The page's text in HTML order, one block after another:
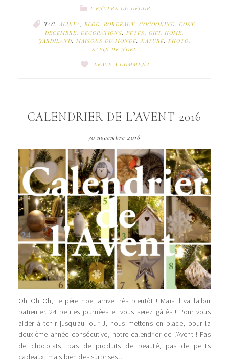
L'ENVERS DU DÉCOR
TAG: ALINEA BLOG BORDEAUX COCOONING COSY
DECEMBRE DECORATIONS FETES GIFI HOME
JARDILAND
MAISONS DU MONDE, NATURE, PHOTO
SAPIN DE NOEL
LEAVE A COMMENT
CALENDRIER DE L’AVENT 2016
30 novembre 2016
Oh Oh Oh, le père noël arrive très bientôt ! Mais il va falloir
patienter. 24 petites journées et vous serez gâtés ! Pour vous
aider à tenir jusqu’au jour J, nous mettons en place, pour la
deuxième année consécutive, notre calendrier de l’Avent ! Pas
de chocolats, pas de produits de beauté, pas de petits
cadeaux, mais bien des surprises…